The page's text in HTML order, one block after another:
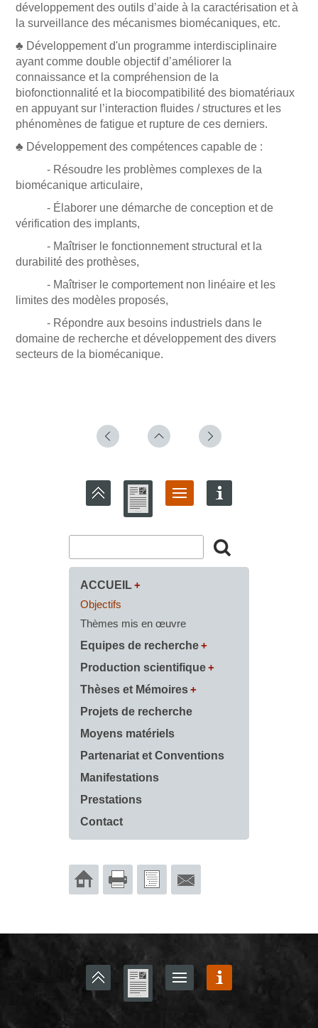
développement des outils d’aide à la caractérisation et à
la surveillance des mécanismes biomécaniques, etc.
♣ Développement d'un programme interdisciplinaire
ayant comme double objectif d’améliorer la
connaissance et la compréhension de la
biofonctionnalité et la biocompatibilité des biomatériaux
en appuyant sur l’interaction fluides / structures et les
phénomènes de fatigue et rupture de ces derniers.
♣ Développement des compétences capable de :
- Résoudre les problèmes complexes de la
biomécanique articulaire,
- Élaborer une démarche de conception et de
vérification des implants,
- Maîtriser le fonctionnement structural et la
durabilité des prothèses,
- Maîtriser le comportement non linéaire et les
limites des modèles proposés,
- Répondre aux besoins industriels dans le
domaine de recherche et développement des divers
secteurs de la biomécanique.
ACCUEIL
Objectifs
Thèmes mis en œuvre
Equipes de recherche
Production scientifique
Thèses et Mémoires
Projets de recherche
Moyens matériels
Partenariat et Conventions
Manifestations
Prestations
Contact